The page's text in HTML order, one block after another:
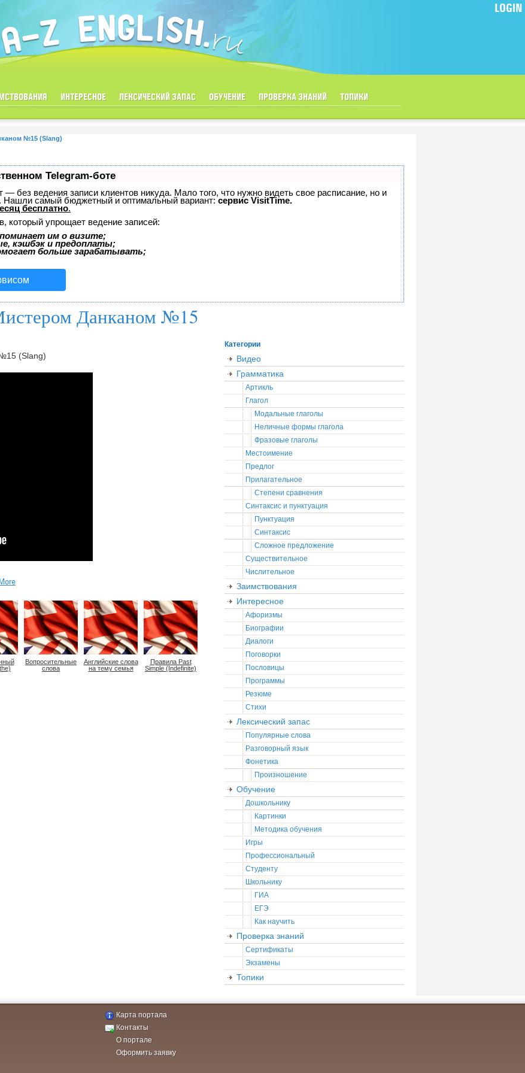
ИНТЕРЕСНОЕ ЛЕКСИЧЕСКИЙ ЗАПАС ОБУЧЕНИЕ ПРОВЕРКА ЗНАНИЙ ТОПИКИ
LOGIN
№15 (Slang)
Telegram-боте
— без ведения записи клиентов никуда. Мало того, что нужно видеть свое расписание, но и
Нашли самый бюджетный и оптимальный вариант:сервис VisitTime.
бесплатно.
который упрощает ведение записей:
им о визите;
кэшбэк и предоплаты;
больше зарабатывать;
Данканом №15
(Slang)
Вопросительные
слова
Английские слова
на тему семья
Правила Past
Simple (Indefinite)
Категории
Видео
Грамматика
Артикль
Глагол
Модальные глаголы
Неличные формы глагола
Фразовые глаголы
Местоимение
Предлог
Прилагательное
Степени сравнения
Синтаксис и пунктуация
Пунктуация
Синтаксис
Сложное предложение
Существительное
Числительное
Заимствования
Интересное
Афоризмы
Биографии
Диалоги
Поговорки
Пословицы
Программы
Резюме
Стихи
Лексический запас
Популярные слова
Разговорный язык
Фонетика
Произношение
Обучение
Дошкольнику
Картинки
Методика обучения
Игры
Профессиональный
Студенту
Школьнику
ГИА
ЕГЭ
Как научить
Проверка знаний
Сертификаты
Экзамены
Топики
Карта портала
Контакты
О портале
Оформить заявку